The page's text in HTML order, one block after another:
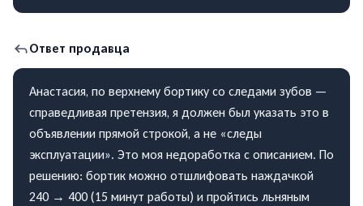
Ответ продавца
Анастасия, по верхнему бортику со следами зубов —
справедливая претензия, я должен был указать это в
объявлении прямой строкой, а не «следы
эксплуатации». Это моя недоработка с описанием. По
решению: бортик можно отшлифовать наждачкой
240 → 400 (15 минут работы) и пройтись льняным